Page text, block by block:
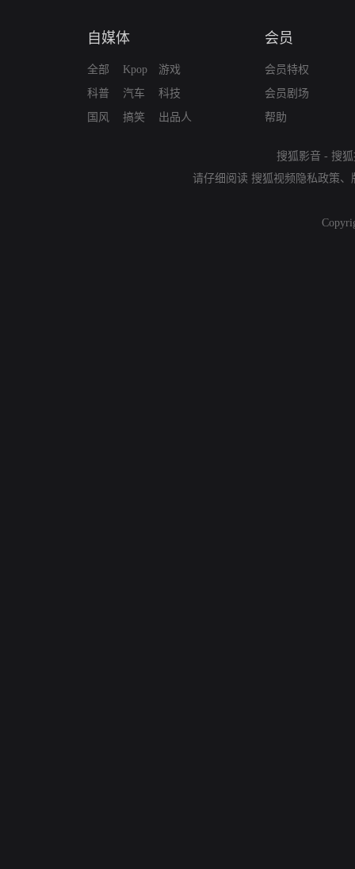
自媒体
全部
科普
国风
Kpop
汽车
搞笑
游戏
科技
出品人
会员
会员特权
会员剧场
帮助
搜狐影音 - 搜
请仔细阅读 搜狐视频隐私政策、